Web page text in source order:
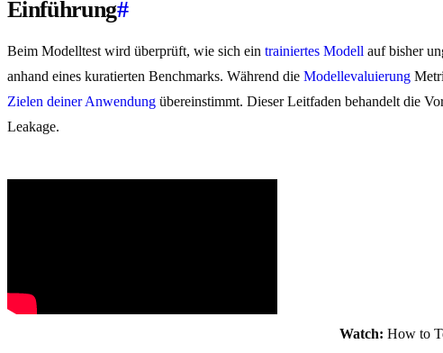
Einführung#
Beim Modelltest wird überprüft, wie sich ein trainiertes Modell auf bisher
anhand eines kuratierten Benchmarks. Während die Modellevaluierung
Zielen deiner Anwendung übereinstimmt. Dieser Leitfaden behandelt die
Leakage.
Watch: How to